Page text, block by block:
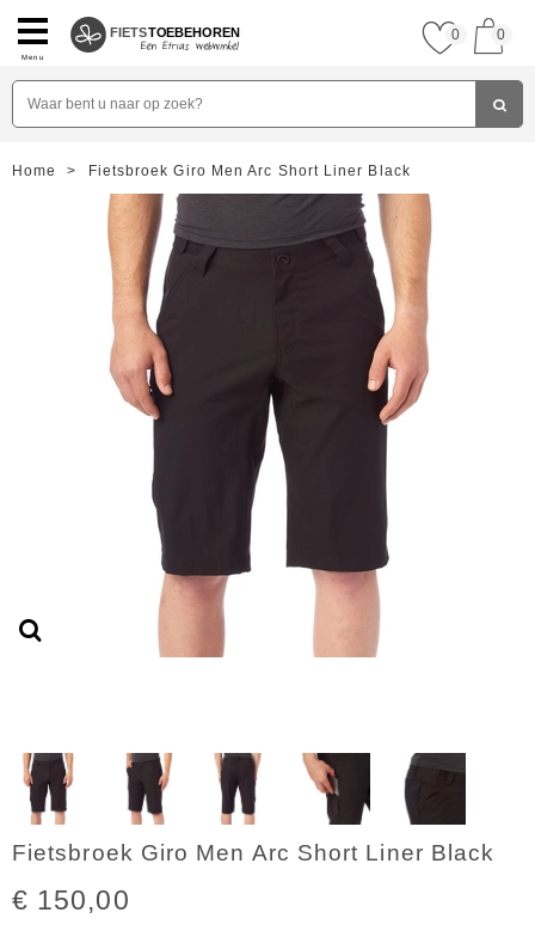
Menu
FIETSTOEBEHOREN 0 0
Home > Fietsbroek Giro Men Arc Short Liner Black
Fietsbroek Giro Men Arc Short Liner Black
€ 150,00